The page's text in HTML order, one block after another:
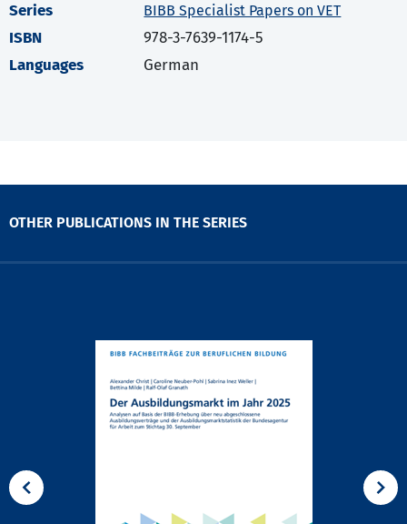
Series
BIBB Specialist Papers on VET
ISBN
978-3-7639-1174-5
Languages
German
OTHER PUBLICATIONS IN THE SERIES